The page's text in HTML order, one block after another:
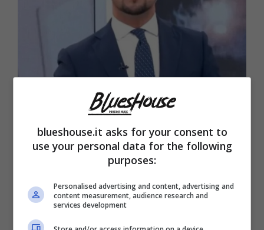
Andrea Giambruno (Blueshouse.it)
Il quotidiano “Il Foglio” aveva parlato di uno
Giambruno che ora si limita solamente a
baristi, impiegati in sala mensa ed altre figure
blueshouse.it asks for your consent to
use your personal data for the following
purposes:
Personalised advertising and content, advertising and
content measurement, audience research and
services development